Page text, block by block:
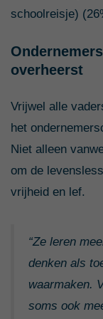
schoolreisje)
overheerst
Vrijwel alle
het
Niet alleen
om de
vrijheid en lef.
“Ze leren
denken als
waarmaken.
soms ook